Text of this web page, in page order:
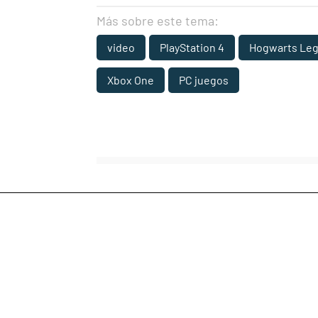
Más sobre este tema:
video PlayStation 4 Hogwarts
Xbox One PC juegos